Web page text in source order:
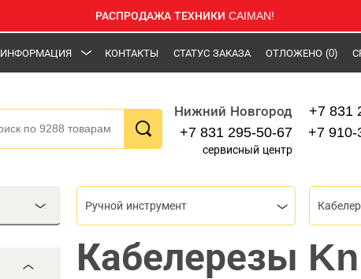
РАСПРОДАЖА ТЕХНИКИ CAIMAN!
ИНФОРМАЦИЯ КОНТАКТЫ СТАТУС ЗАКАЗА ОТЛОЖЕНО (0)
Нижний Новгород
+7 831 295-50-67
сервисный центр
+7 831
+7 910-
Ручной инструмент
Кабелерезы